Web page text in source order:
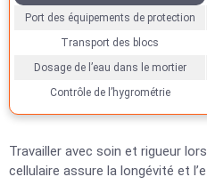
Port des équipements de protection
Transport des blocs
Dosage de l’eau dans le mortier
Contrôle de l’hygrométrie
Travailler avec soin et rigueur
cellulaire assure la longévité et